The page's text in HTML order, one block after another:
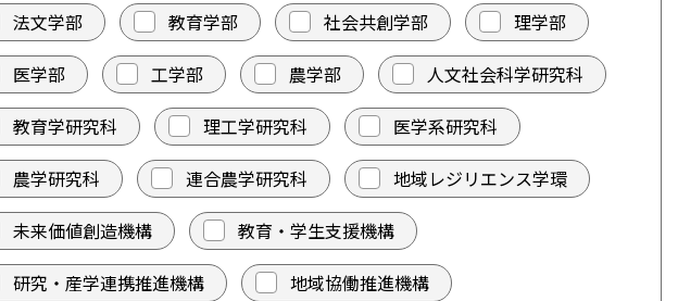
法文学部 教育学部 社会共創学部
理学部
医学部
工学部 農学部
人文社会科学研究科
教育学研究科
理工学研究科
医学系研究科
農学研究科
連合農学研究科
地域レジリエンス学環
未来価値創造機構
教育・学生支援機構
研究・産学連携推進機構
地域協働推進機構